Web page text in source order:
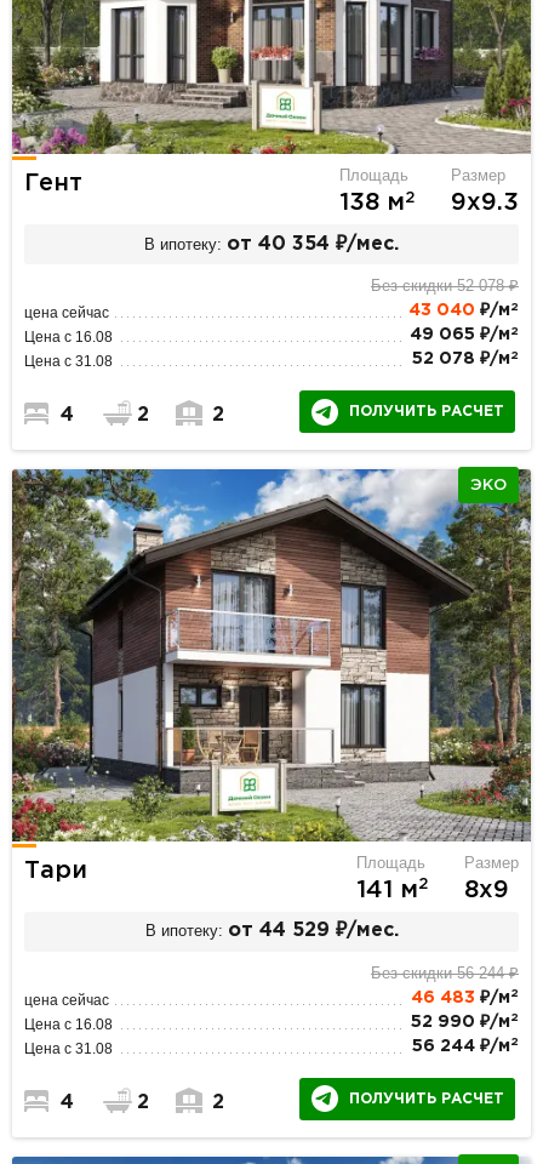
Гент Площадь
138 м2
Размер
9х9.3
В ипотеку: от 40 354 ₽/мес.
Без скидки 52 078 ₽
цена сейчас 43 040 ₽/м 2
Цена с 16.08 49 065 ₽/м 2
Цена с 31.08 52 078 ₽/м 2
4 2 2 ПОЛУЧИТЬ РАСЧЕТ
ЭКО
Тари Площадь
141 м2
Размер
8х9
В ипотеку: от 44 529 ₽/мес.
Без скидки 56 244 ₽
цена сейчас 46 483 ₽/м 2
Цена с 16.08 52 990 ₽/м 2
Цена с 31.08 56 244 ₽/м 2
4 2 2 ПОЛУЧИТЬ РАСЧЕТ